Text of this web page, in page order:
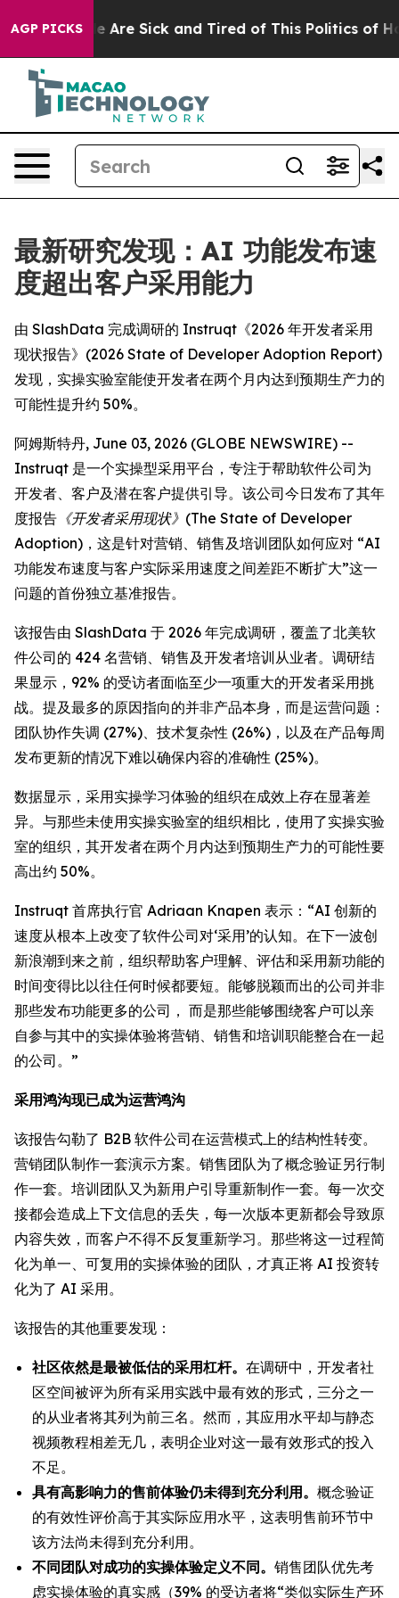
AGP PICKS
“People Are Sick and Tired of This Politics of
最新研究发现：AI 功能发布速
度超出客户采用能力
由 SlashData 完成调研的 Instruqt《2026 年开发者采用
现状报告》(2026 State of Developer Adoption Report)
发现，实操实验室能使开发者在两个月内达到预期生产力的
可能性提升约 50%。
阿姆斯特丹, June 03, 2026 (GLOBE NEWSWIRE) --
Instruqt 是一个实操型采用平台，专注于帮助软件公司为
开发者、客户及潜在客户提供引导。该公司今日发布了其年
度报告 《开发者采用现状》(The State of Developer
Adoption) ，这是针对营销、销售及培训团队如何应对 “AI
功能发布速度与客户实际采用速度之间差距不断扩大”这一
问题的首份独立基准报告。
该报告由 SlashData 于 2026 年完成调研，覆盖了北美软
件公司的 424 名营销、销售及开发者培训从业者。调研结
果显示，92% 的受访者面临至少一项重大的开发者采用挑
战。提及最多的原因指向的并非产品本身，而是运营问题：
团队协作失调 (27%)、技术复杂性 (26%)，以及在产品每周
发布更新的情况下难以确保内容的准确性 (25%)。
数据显示，采用实操学习体验的组织在成效上存在显著差
异。与那些未使用实操实验室的组织相比，使用了实操实验
室的组织，其开发者在两个月内达到预期生产力的可能性要
高出约 50%。
Instruqt 首席执行官 Adriaan Knapen 表示：“AI 创新的
速度从根本上改变了软件公司对‘采用’的认知。在下一波创
新浪潮到来之前，组织帮助客户理解、评估和采用新功能的
时间变得比以往任何时候都要短。能够脱颖而出的公司并非
那些发布功能更多的公司， 而是那些能够围绕客户可以亲
自参与其中的实操体验将营销、销售和培训职能整合在一起
的公司。”
采用鸿沟现已成为运营鸿沟
该报告勾勒了 B2B 软件公司在运营模式上的结构性转变。
营销团队制作一套演示方案。销售团队为了概念验证另行制
作一套。培训团队又为新用户引导重新制作一套。每一次交
接都会造成上下文信息的丢失，每一次版本更新都会导致原
内容失效，而客户不得不反复重新学习。那些将这一过程简
化为单一、可复用的实操体验的团队，才真正将 AI 投资转
化为了 AI 采用。
该报告的其他重要发现：
社区依然是最被低估的采用杠杆。 在调研中，开发者社
区空间被评为所有采用实践中最有效的形式，三分之一
的从业者将其列为前三名。然而，其应用水平却与静态
视频教程相差无几，表明企业对这一最有效形式的投入
不足。
具有高影响力的售前体验仍未得到充分利用。 概念验证
的有效性评价高于其实际应用水平，这表明售前环节中
该方法尚未得到充分利用。
不同团队对成功的实操体验定义不同。 销售团队优先考
虑实操体验的真实感（39% 的受访者将“类似实际生产环